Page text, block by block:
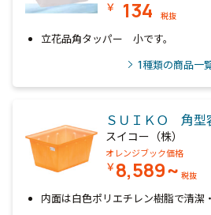
￥ 134 税抜
立花品角タッパー 小です。
1種類の商品一
ＳＵＩＫＯ 角型
スイコー（株）
オレンジブック価格
￥8,589~ 税抜
内面は白色ポリエチレン樹脂で清潔